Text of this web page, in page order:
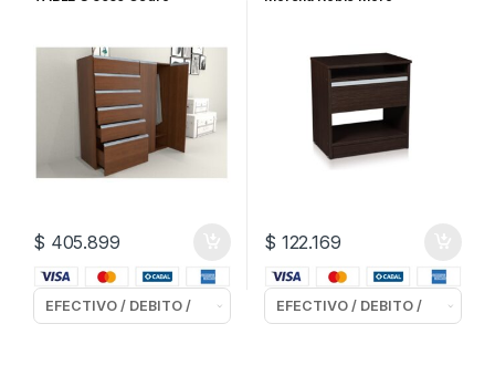
$ 405.899 $ 122.169